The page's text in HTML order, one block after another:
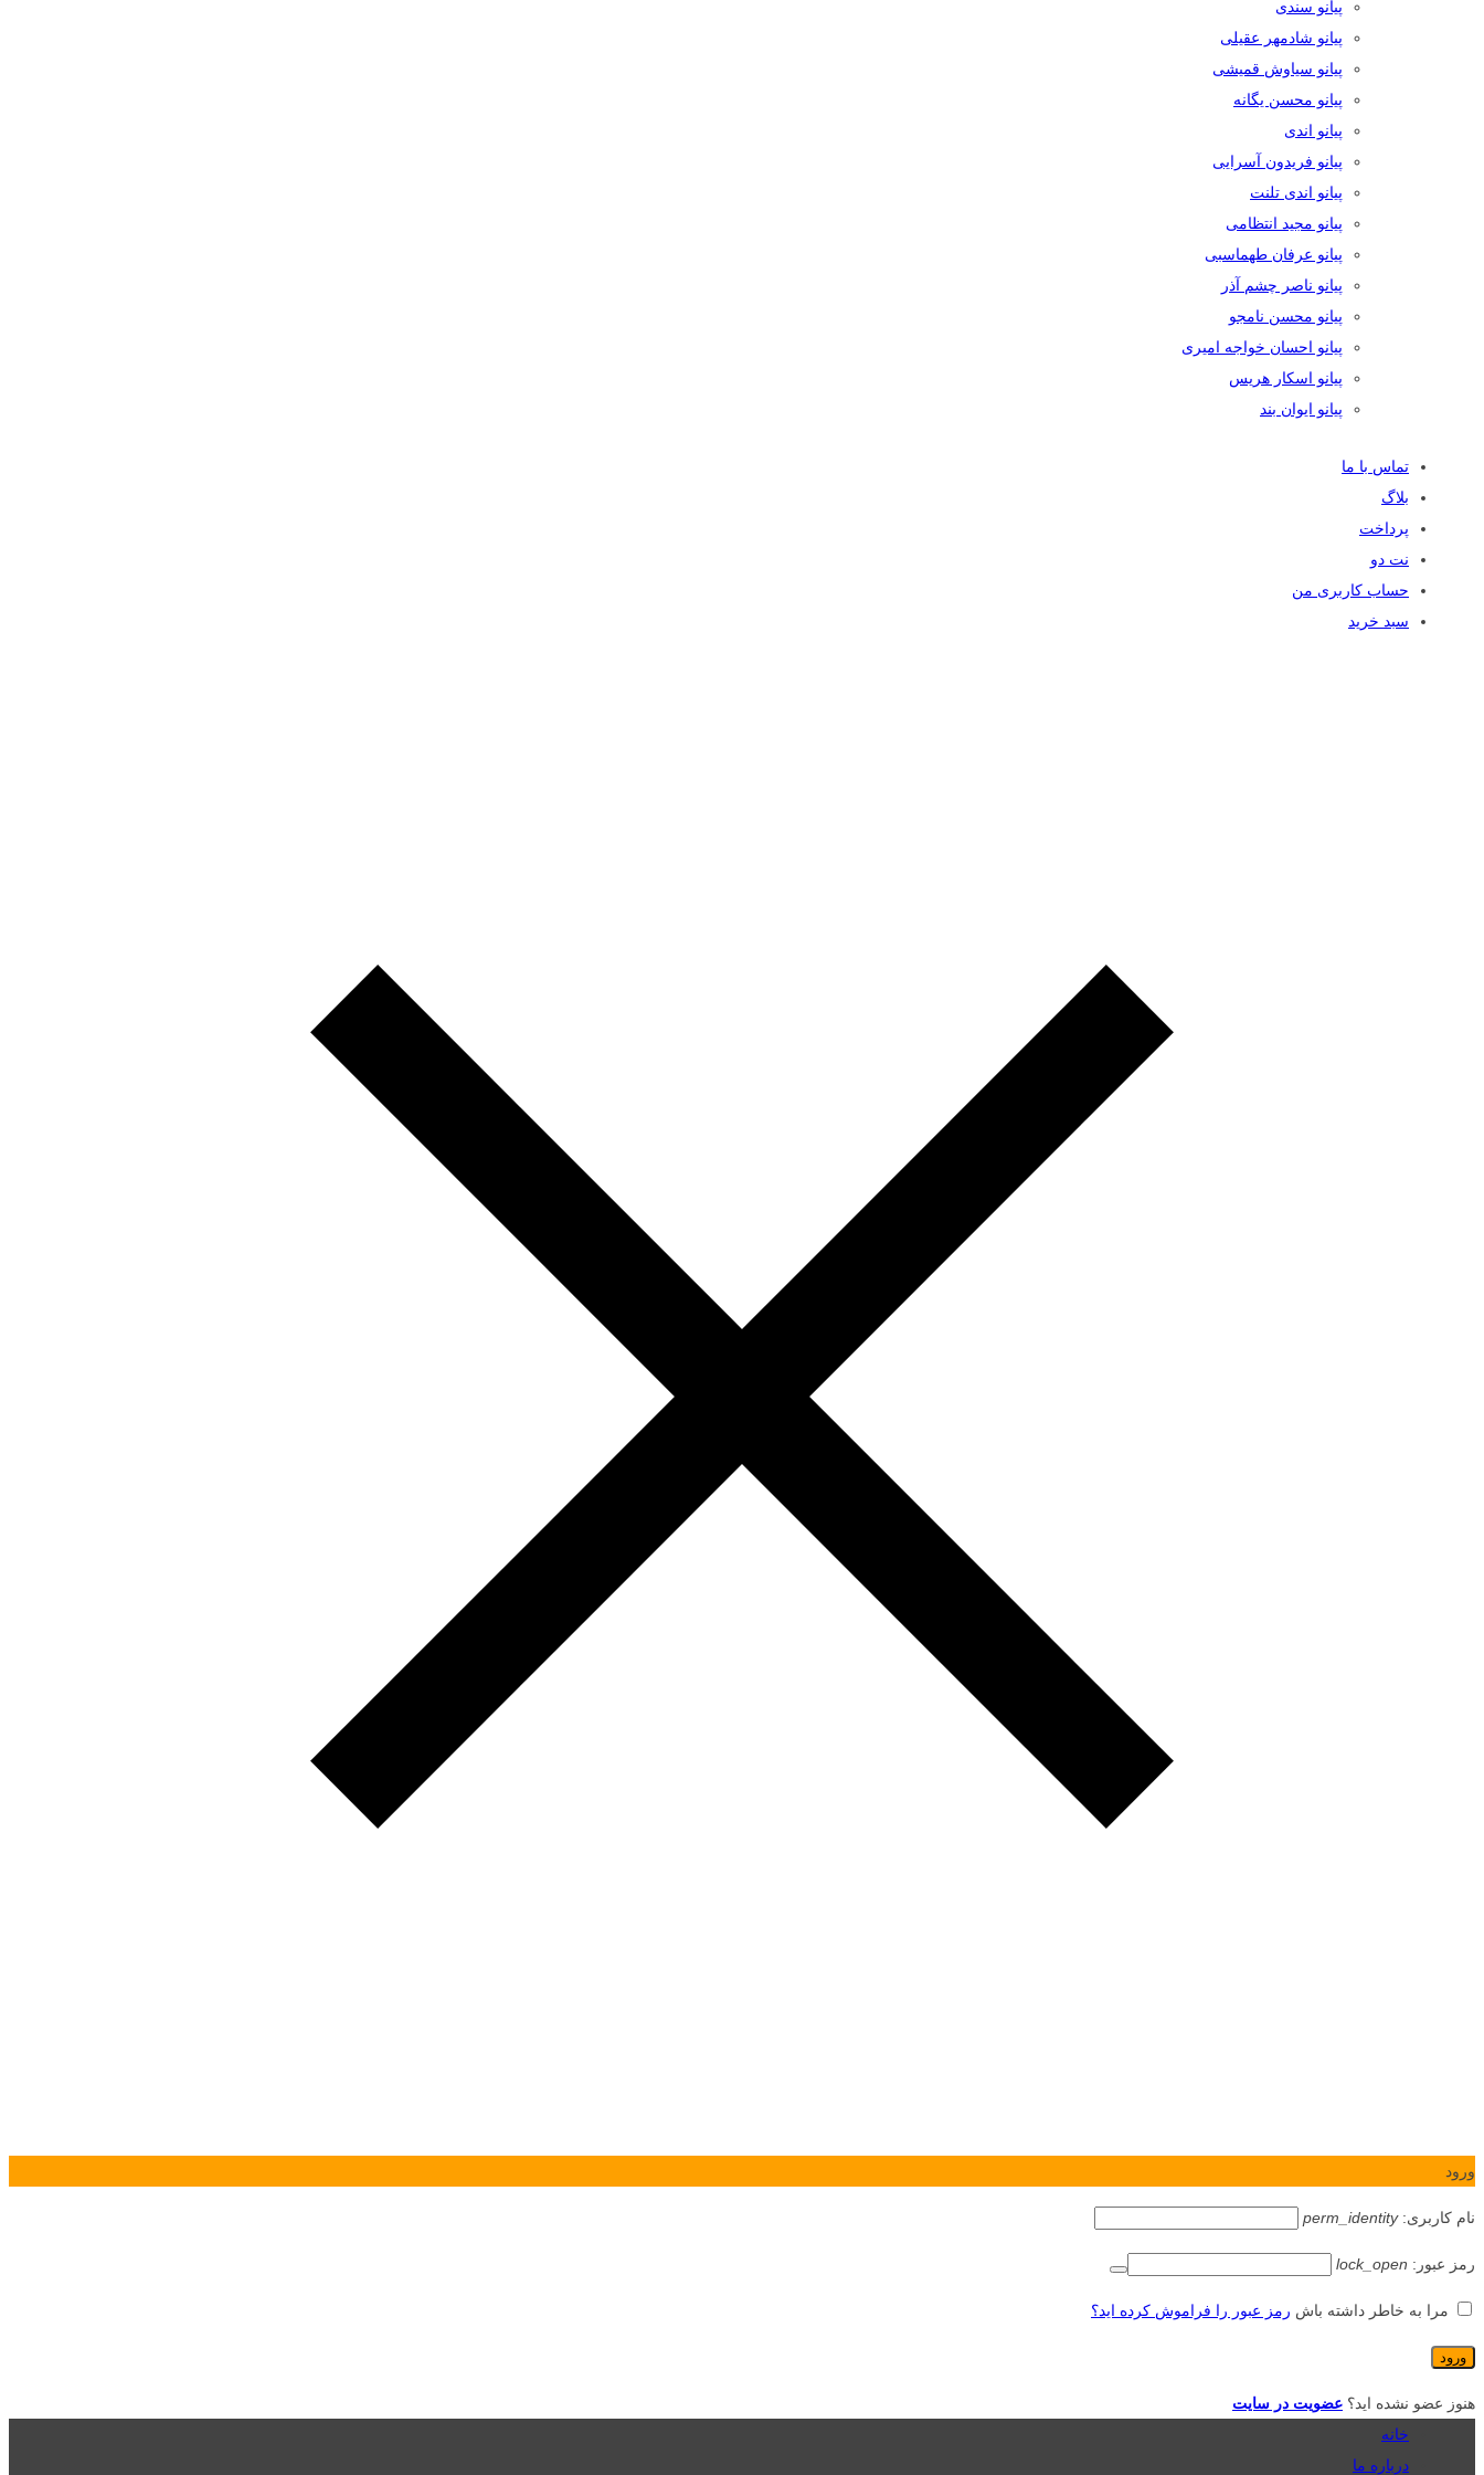
پیانو سندی
پیانو شادمهر عقیلی
پیانو سیاوش قمیشی
پیانو محسن یگانه
پیانو اندی
پیانو فریدون آسرایی
پیانو اندی تلنت
پیانو مجید انتظامی
پیانو عرفان طهماسبی
پیانو ناصر چشم آذر
پیانو محسن نامجو
پیانو احسان خواجه امیری
پیانو اسکار هریس
پیانو ایوان بند
تماس با ما
بلاگ
پرداخت
نت دو
حساب کاربری من
سبد خرید
ورود
نام کاربری:perm_identity
رمز عبور: lock_open
مرا به خاطر داشته باش رمز عبور را فراموش کرده اید؟
هنوز عضو نشده اید؟ عضویت در سایت
خانه
درباره ما